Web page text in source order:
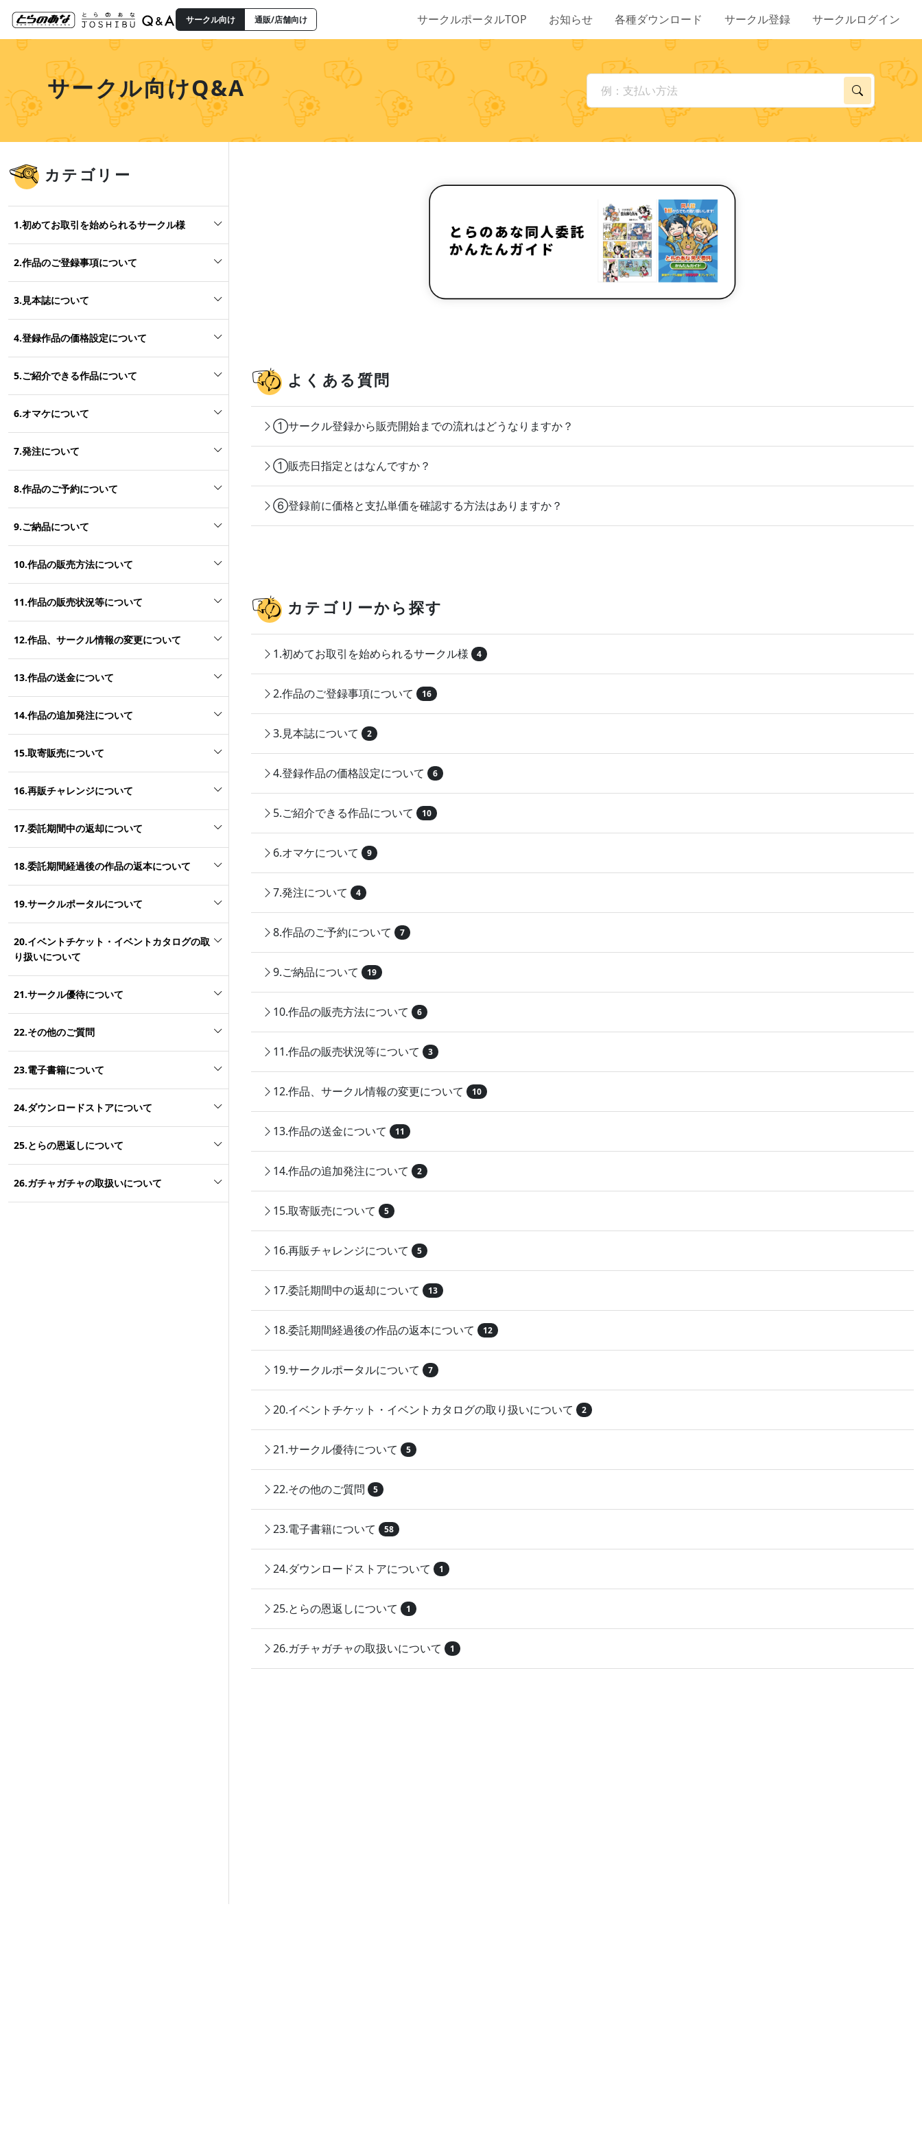
サークル向け 通販/店舗向け サークルポータルTOP お知らせ 各種ダウンロード サークル登録 サークルログイン
サークル向けQ&A
カテゴリー
1.初めてお取引を始められるサークル様
2.作品のご登録事項について
3.見本誌について
4.登録作品の価格設定について
5.ご紹介できる作品について
6.オマケについて
7.発注について
8.作品のご予約について
9.ご納品について
10.作品の販売方法について
11.作品の販売状況等について
12.作品、サークル情報の変更について
13.作品の送金について
14.作品の追加発注について
15.取寄販売について
16.再販チャレンジについて
17.委託期間中の返却について
18.委託期間経過後の作品の返本について
19.サークルポータルについて
20.イベントチケット・イベントカタログの取
り扱いについて
21.サークル優待について
22.その他のご質問
23.電子書籍について
24.ダウンロードストアについて
25.とらの恩返しについて
26.ガチャガチャの取扱いについて
よくある質問
①サークル登録から販売開始までの流れはどうなりますか？
①販売日指定とはなんですか？
⑥登録前に価格と支払単価を確認する方法はありますか？
カテゴリーから探す
1.初めてお取引を始められるサークル様 4
2.作品のご登録事項について 16
3.見本誌について 2
4.登録作品の価格設定について 6
5.ご紹介できる作品について 10
6.オマケについて 9
7.発注について 4
8.作品のご予約について 7
9.ご納品について 19
10.作品の販売方法について 6
11.作品の販売状況等について 3
12.作品、サークル情報の変更について 10
13.作品の送金について 11
14.作品の追加発注について 2
15.取寄販売について 5
16.再販チャレンジについて 5
17.委託期間中の返却について 13
18.委託期間経過後の作品の返本について 12
19.サークルポータルについて 7
20.イベントチケット・イベントカタログの取り扱いについて 2
21.サークル優待について 5
22.その他のご質問 5
23.電子書籍について 58
24.ダウンロードストアについて 1
25.とらの恩返しについて 1
26.ガチャガチャの取扱いについて 1